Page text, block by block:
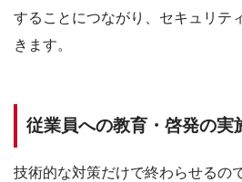
することにつながり、セキュリテ
きます。
従業員への教育・啓発の実
技術的な対策だけで終わらせるの